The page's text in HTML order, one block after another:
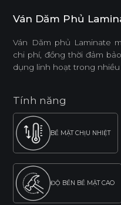
Ván Dăm Phủ
Ván Dăm phủ Laminate
chi phí, đồng thời đảm
dụng linh hoạt trong
Tính năng
BỀ MẶT CHỊU NHIỆT
ĐỘ BỀN BỀ MẶT CAO